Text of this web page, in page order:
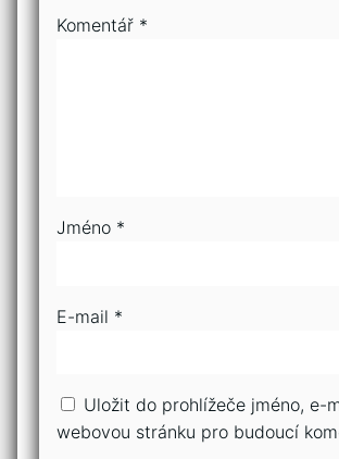
Komentář *
Jméno *
E-mail *
Uložit do prohlížeče jméno, e-
webovou stránku pro budoucí